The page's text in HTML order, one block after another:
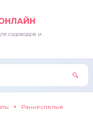
садоводов и
Раннеспелые